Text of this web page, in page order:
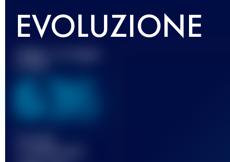
EVOLUZIONE
Miglior punteggio
636
Gara(e)